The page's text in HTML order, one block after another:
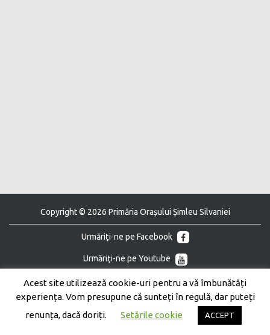
Copyright © 2026 Primăria Orașului Șimleu Silvaniei
Urmăriţi-ne pe Facebook
Urmăriţi-ne pe Youtube
Acest site utilizează cookie-uri pentru a vă îmbunătăți
experiența. Vom presupune că sunteți în regulă, dar puteți
renunța, dacă doriți.
Setările cookie ACCEPT